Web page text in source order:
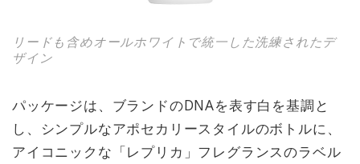
リードも含めオールホワイトで統一した洗練されたデ
ザイン
パッケージは、ブランドのDNAを表す白を基調と
し、シンプルなアポセカリースタイルのボトルに、
アイコニックな「レプリカ」フレグランスのラベル